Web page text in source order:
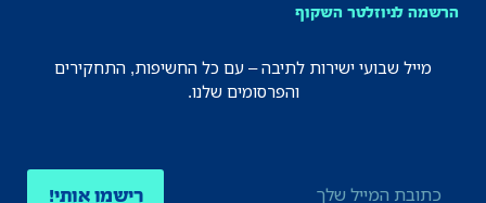
הרשמה לניוזלטר השקוף
מייל שבועי ישירות לתיבה – עם כל החשיפות, התחקירים
והפרסומים שלנו.
רישמו אותי!